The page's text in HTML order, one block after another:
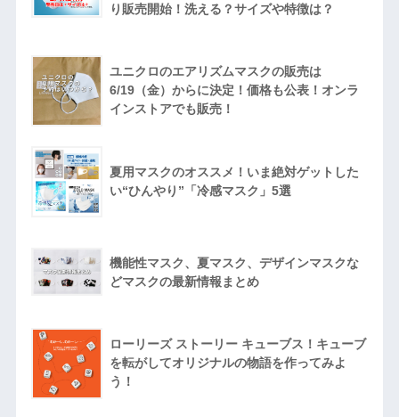
り販売開始！洗える？サイズや特徴は？
ユニクロのエアリズムマスクの販売は
6/19（金）からに決定！価格も公表！オンラ
インストアでも販売！
夏用マスクのオススメ！いま絶対ゲットした
い“ひんやり”「冷感マスク」5選
機能性マスク、夏マスク、デザインマスクな
どマスクの最新情報まとめ
ローリーズ ストーリー キューブス！キューブ
を転がしてオリジナルの物語を作ってみよ
う！